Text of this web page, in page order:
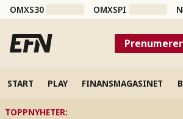
OMXS30 OMXSPI
START PLAY FINANSMAGASINET
TOPPNYHETER: